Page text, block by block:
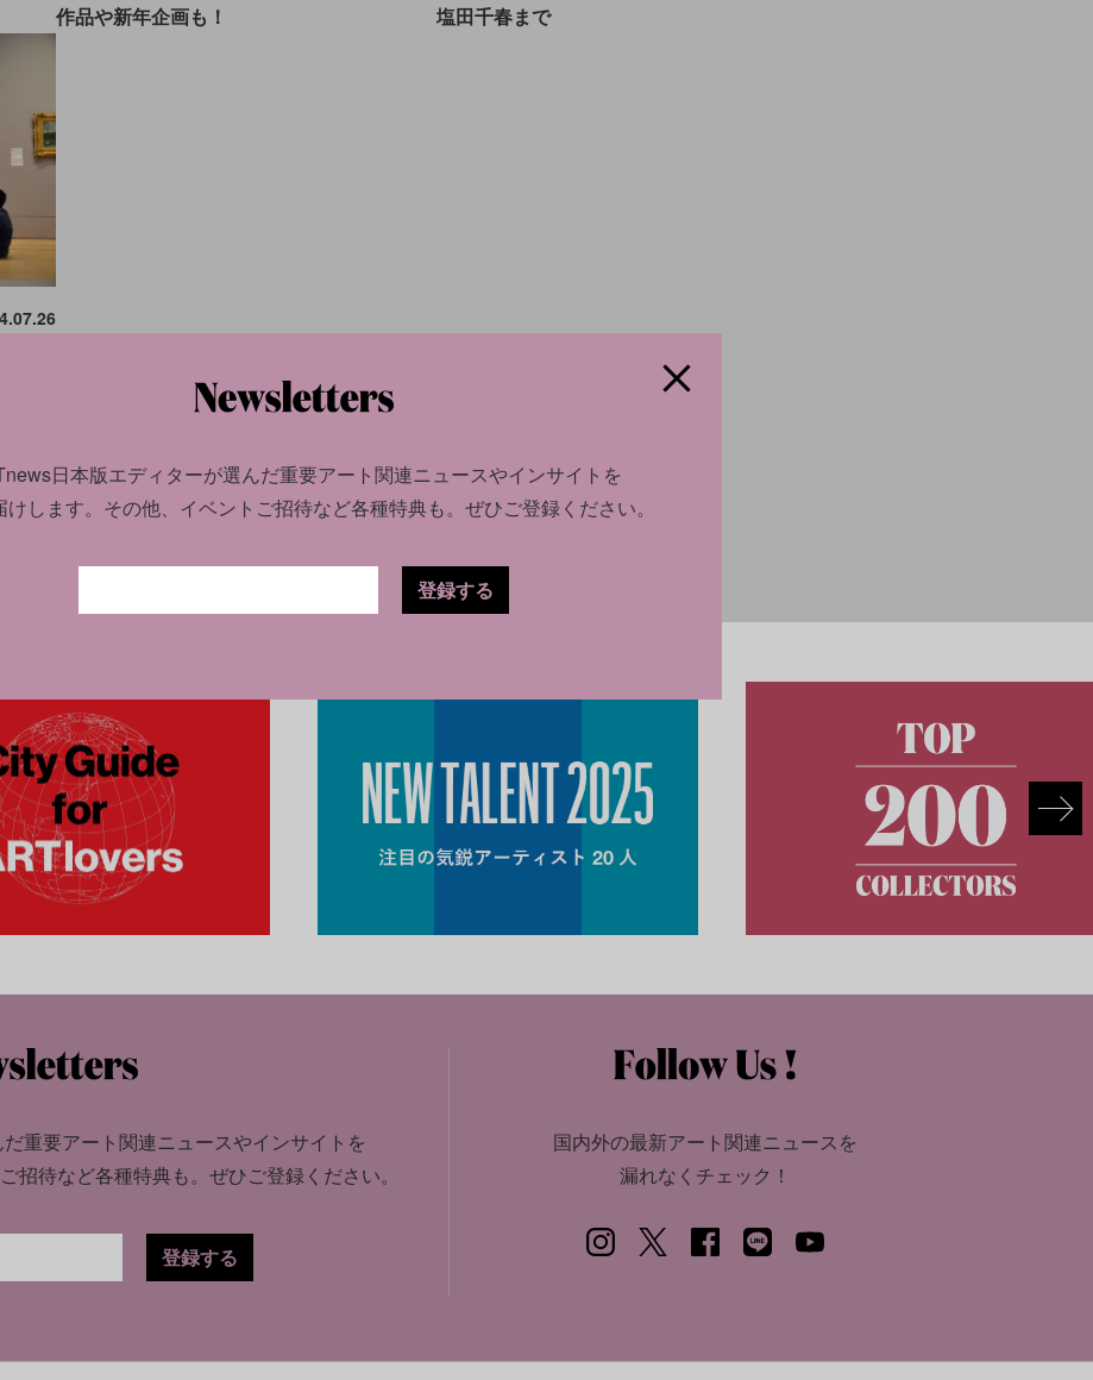
作品や新年企画も！
塩田千春まで
＆展
ッ
重要アート関連ニュースやインサイトを
招待など各種特典も。 ぜひご登録ください。
登録する
国内外の最新アート関連ニュースを
漏れなくチェック！
日本版エディターが選んだ重要アート関連ニュースやインサイトを
します。 その他、イベントご招待など各種特典も。ぜひご登録ください。
登録する